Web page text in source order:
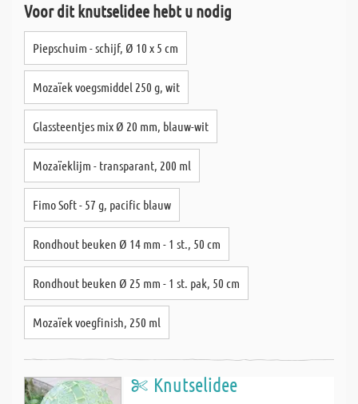
Voor dit knutselidee hebt u nodig
Piepschuim - schijf, Ø 10 x 5 cm
Mozaïek voegsmiddel 250 g, wit
Glassteentjes mix Ø 20 mm, blauw-wit
Mozaïeklijm - transparant, 200 ml
Fimo Soft - 57 g, pacific blauw
Rondhout beuken Ø 14 mm - 1 st., 50 cm
Rondhout beuken Ø 25 mm - 1 st. pak, 50 cm
Mozaïek voegfinish, 250 ml
Knutselidee